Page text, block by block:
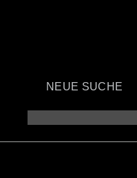
NEUE SUCHE